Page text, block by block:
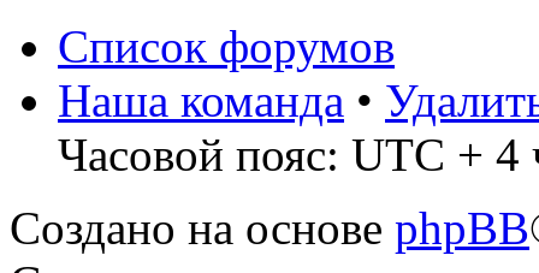
Список форумов
Наша команда •
Часовой пояс: UTC + 4
Создано на основе phpBB